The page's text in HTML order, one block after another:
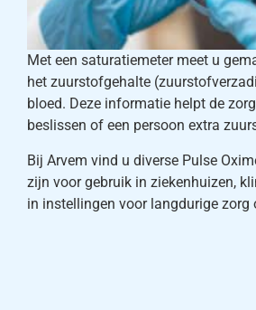
Met een saturatiemeter meet u
het zuurstofgehalte
bloed. Deze informatie helpt de
beslissen of een persoon extra
Bij Arvem vind u diverse Pulse
zijn voor gebruik in ziekenhuizen,
in instellingen voor langdurige zorg